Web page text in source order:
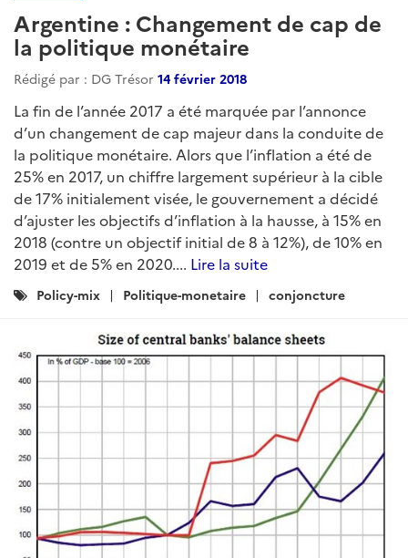
Argentine : Changement de cap de
la politique monétaire
Rédigé par : DG Trésor 14 février 2018
La fin de l’année 2017 a été marquée par l’annonce
d’un changement de cap majeur dans la conduite de
la politique monétaire. Alors que l’inflation a été de
25% en 2017, un chiffre largement supérieur à la cible
de 17% initialement visée, le gouvernement a décidé
d’ajuster les objectifs d’inflation à la hausse, à 15% en
2018 (contre un objectif initial de 8 à 12%), de 10% en
2019 et de 5% en 2020.... Lire la suite
Catégories
Policy-mix Politique-monetaire conjoncture